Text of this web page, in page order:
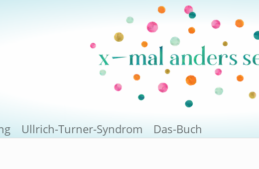
Ullrich-Turner-Syndrom Das-Buch